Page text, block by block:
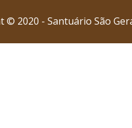
2020 - Santuário São